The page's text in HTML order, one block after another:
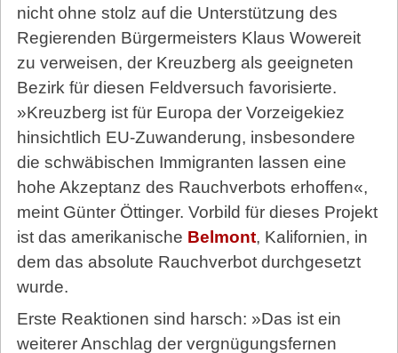
nicht ohne stolz auf die Unterstützung des
Regierenden Bürgermeisters Klaus Wowereit
zu verweisen, der Kreuzberg als geeigneten
Bezirk für diesen Feldversuch favorisierte.
»Kreuzberg ist für Europa der Vorzeigekiez
hinsichtlich EU-Zuwanderung, insbesondere
die schwäbischen Immigranten lassen eine
hohe Akzeptanz des Rauchverbots erhoffen«,
meint Günter Öttinger. Vorbild für dieses Projekt
ist das amerikanische Belmont, Kalifornien, in
dem das absolute Rauchverbot durchgesetzt
wurde.
Erste Reaktionen sind harsch: »Das ist ein
weiterer Anschlag der vergnügungsfernen